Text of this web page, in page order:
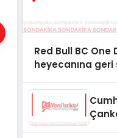
Red Bull BC One
heyecanına geri